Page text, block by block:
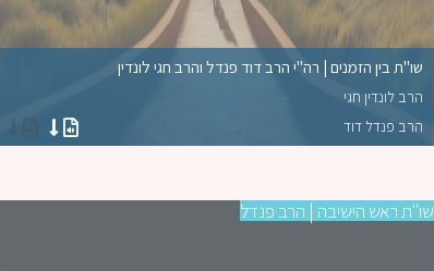
שו"ת בין הזמנים | רה"י הרב דוד פנדל והרב חגי לונדין
הרב לונדין חגי
הרב פנדל דוד
שו"ת ראש הישיבה | הרב פנדל